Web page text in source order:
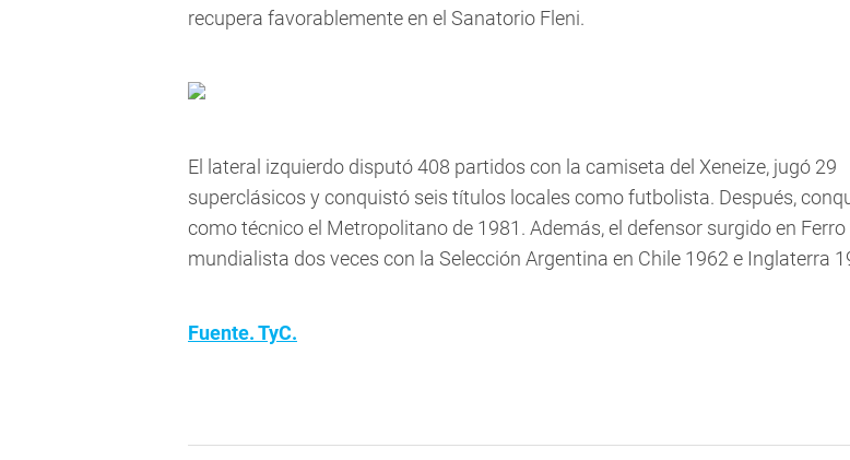
recupera favorablemente en el Sanatorio Fleni.
El lateral izquierdo disputó 408 partidos con la camiseta del Xeneize, jugó 29
superclásicos y conquistó seis títulos locales como futbolista. Después,
como técnico el Metropolitano de 1981. Además, el defensor surgido en Ferro
mundialista dos veces con la Selección Argentina en Chile 1962 e Inglaterra
Fuente. TyC.